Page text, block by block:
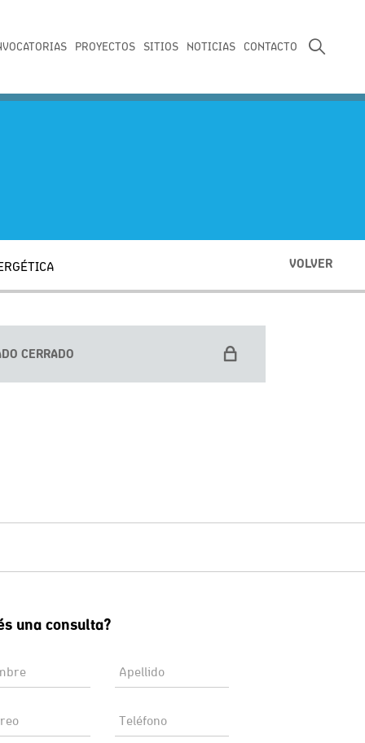
CONTACTO
NOTICIAS
SITIOS
PROYECTOS
VOLVER
CERRADO